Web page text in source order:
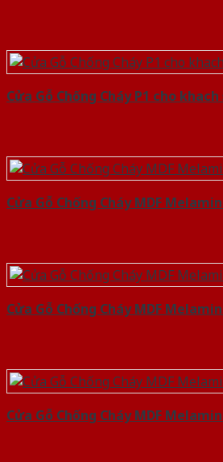
Cửa Gỗ Chống Cháy P1 cho khach
Cửa Gỗ Chống Cháy MDF
Cửa Gỗ Chống Cháy MDF
Cửa Gỗ Chống Cháy MDF